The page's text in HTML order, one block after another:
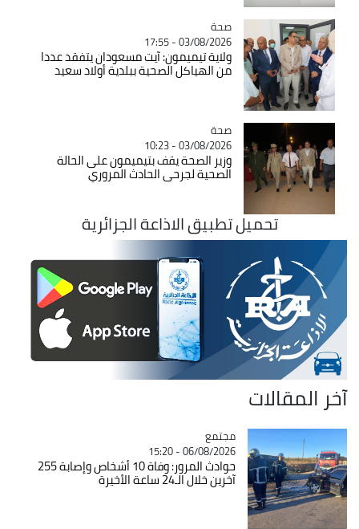
Catégorie
صحة
03/08/2026 - 17:55
ولاية تيميمون: آيت مسعودان يتفقد عددا
من الهياكل الصحية ببلدية أولاد سعيد
Catégorie
صحة
03/08/2026 - 10:23
وزير الصحة يقف بتيميمون على الحالة
الصحية لجرحى الحادث المروري
تحميل تطبيق الاذاعة الجزائرية
آخر المقالات
Catégorie
مجتمع
06/08/2026 - 15:20
حوادث المرور: وفاة 10 أشخاص وإصابة 255
آخرين خلال الـ24 ساعة الأخيرة